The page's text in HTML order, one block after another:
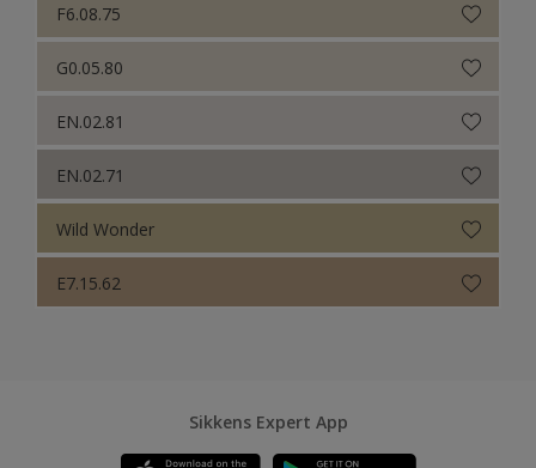
F6.08.75
G0.05.80
EN.02.81
EN.02.71
Wild Wonder
E7.15.62
Sikkens Expert App